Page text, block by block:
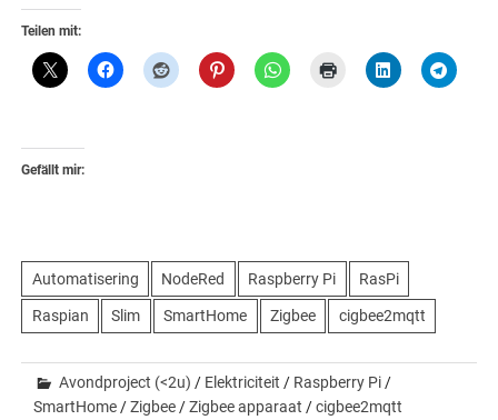
Teilen mit:
Gefällt mir:
Automatisering NodeRed Raspberry Pi RasPi
Raspian Slim SmartHome Zigbee cigbee2mqtt
Avondproject (<2u) / Elektriciteit / Raspberry Pi /
SmartHome /Zigbee /Zigbee apparaat /cigbee2mqtt